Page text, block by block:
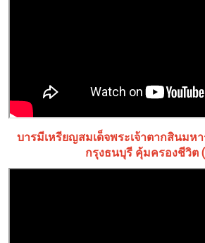
บารมีเหรียญสมเด็จพระเจ้าตากสินมห
กรุงธนบุรี คุ้มครองชีวิต